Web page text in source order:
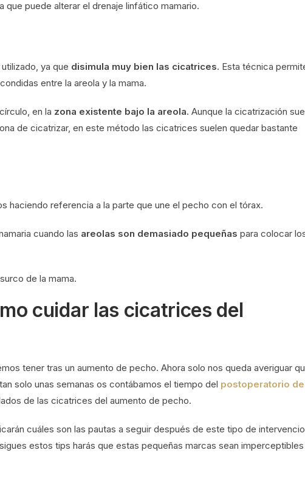
que puede alterar el drenaje linfático mamario.
ya que disimula muy bien las cicatrices. Esta técnica
entre la areola y la mama.
en la zona existente bajo la areola. Aunque la cicatrización
de cicatrizar, en este método las cicatrices suelen quedar bastante
haciendo referencia a la parte que une el pecho con el tórax.
cuando las areolas son demasiado pequeñas para colocar
de la mama.
cuidar las cicatrices del
tener tras un aumento de pecho. Ahora solo nos queda averiguar
solo unas semanas os contábamos el tiempo del postoperatorio
de las cicatrices del aumento de pecho.
cuáles son las pautas a seguir después de este tipo de
estos tips harás que estas pequeñas marcas sean imperceptibles